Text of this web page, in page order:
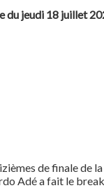
du jeudi 18 juillet
de finale de
Adé a fait le